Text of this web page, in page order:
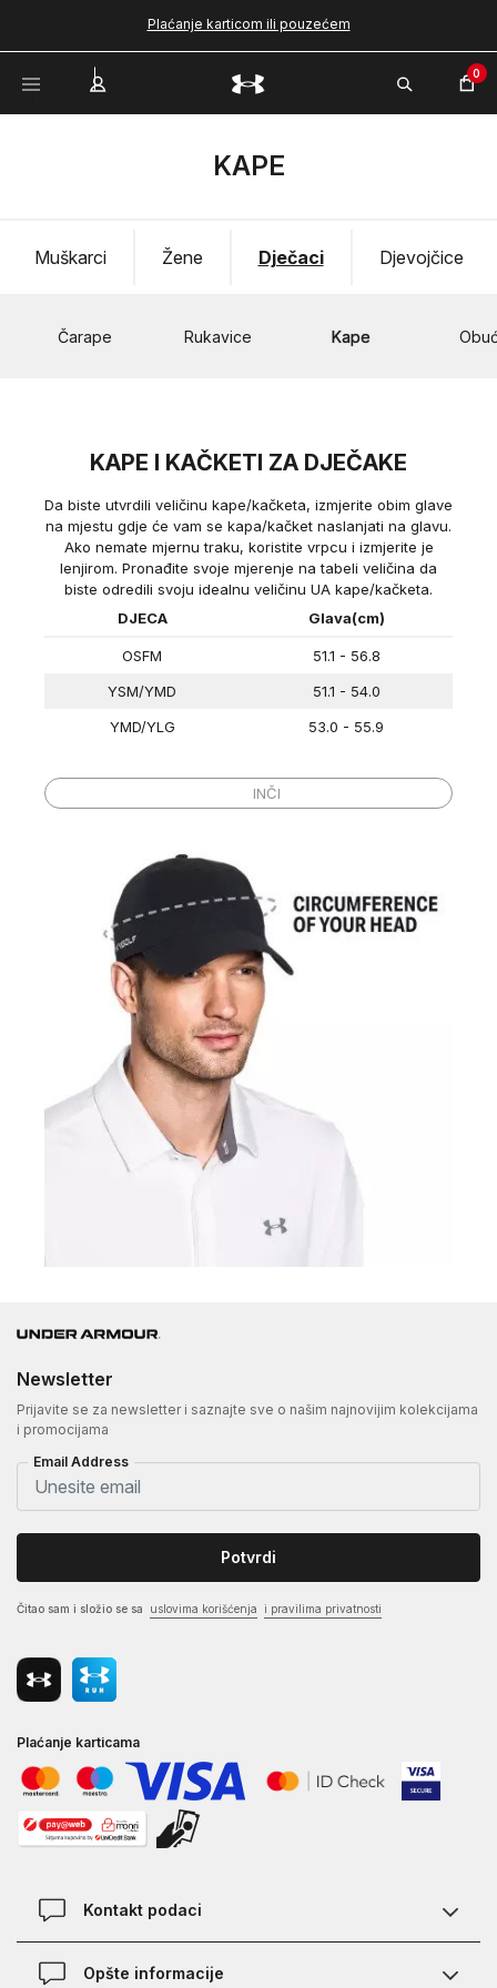
Plaćanje karticom ili pouzećem
0
KAPE
Djevojčice
Dječaci
Žene
Muškarci
Čarape Rukavice Kape
KAPE I KAČKETI ZA DJEČAKE
Da biste utvrdili veličinu kape/kačketa, izmjerite obim glave
na mjestu gdje će vam se kapa/kačket naslanjati na glavu.
Ako nemate mjernu traku, koristite vrpcu i izmjerite je
lenjirom. Pronađite svoje mjerenje na tabeli veličina da
biste odredili svoju idealnu veličinu UA kape/kačketa.
DJECA
Glava(cm)
OSFM
51.1 - 56.8
YSM/YMD
51.1 - 54.0
YMD/YLG
53.0 - 55.9
YMD/YLG
INČI
Newsletter
Prijavite se za newsletter i saznajte sve o našim najnovijim kolekcijama
i promocijama
Email Address
Potvrdi
Čitao sam i složio se sa uslovima korišćenja i pravilima privatnosti
Plaćanje karticama
Kontakt podaci
Kontakt
Opšte informacije